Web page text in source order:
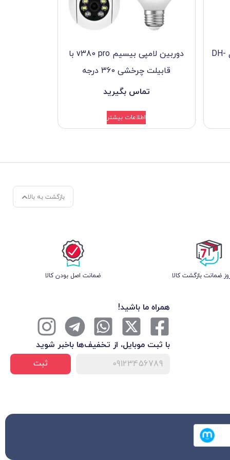
ضبط کننده ویدیویی داهوا مدل DH-
دوربین لامپی بیسیم v380 pro با
قابیلت چرخشی 360 درجه
تماس بگیرید
اطلاعات بیشتر
بازگشت به بالا
ضمانت بازگشت کالا ﺿﻤﺎﻧﺖ اﺻﻞ ﺑﻮدن ﮐﺎﻟﺎ
همراه ما باشید!
با ثبت موبایل، از تخفیف‌ها با‌خبر شوید
ثبت